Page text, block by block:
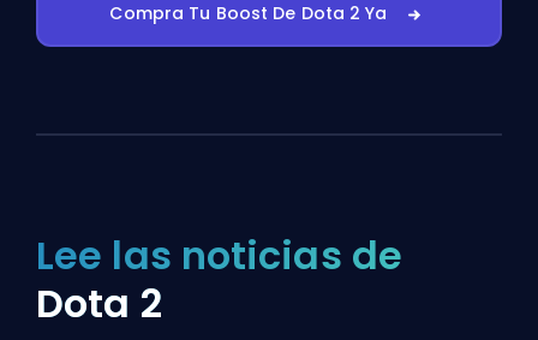
Compra Tu Boost De Dota 2 Ya
Lee las noticias de
Dota 2